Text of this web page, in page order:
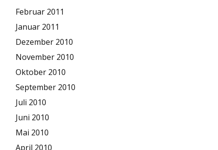
Februar 2011
Januar 2011
Dezember 2010
November 2010
Oktober 2010
September 2010
Juli 2010
Juni 2010
Mai 2010
April 2010